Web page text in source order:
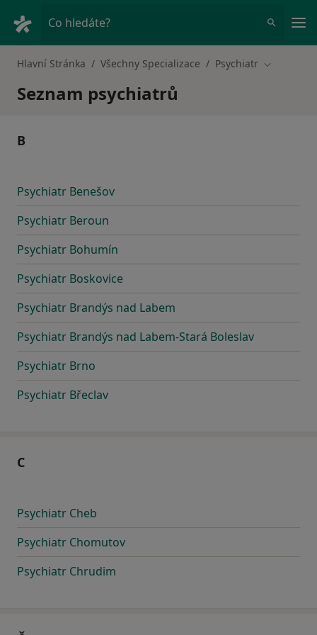
Co hledáte?
Hlavní Stránka Všechny Specializace Psychiatr Změna
Seznam psychiatrů
B
Psychiatr Benešov
Psychiatr Beroun
Psychiatr Bohumín
Psychiatr Boskovice
Psychiatr Brandýs nad Labem
Psychiatr Brandýs nad Labem-Stará Boleslav
Psychiatr Brno
Psychiatr Břeclav
C
Psychiatr Cheb
Psychiatr Chomutov
Psychiatr Chrudim